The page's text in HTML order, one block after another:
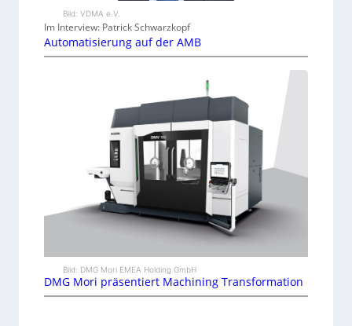
Bild: VDMA e.V.
Im Interview: Patrick Schwarzkopf
Automatisierung auf der AMB
Bild: DMG Mori EMEA Holding GmbH
DMG Mori präsentiert Machining Transformation